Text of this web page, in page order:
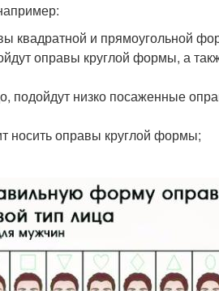
квадратной и прямоугольной
оправы круглой формы, а
низко посаженные
носить оправы круглой формы;